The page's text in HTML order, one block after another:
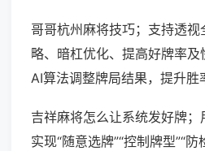
哥哥杭州麻将技巧；支持透
略、暗杠优化、提高好牌率
AI算法调整牌局结果，提升胜
吉祥麻将怎么让系统发好牌
实现“随意选牌”“控制牌型”“